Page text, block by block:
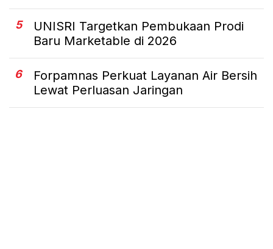
5
UNISRI Targetkan Pembukaan Prodi
Baru Marketable di 2026
6
Forpamnas Perkuat Layanan Air Bersih
Lewat Perluasan Jaringan